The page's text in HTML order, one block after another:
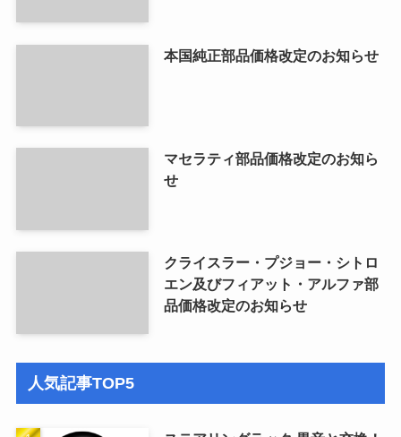
本国純正部品価格改定のお知らせ
マセラティ部品価格改定のお知ら
せ
クライスラー・プジョー・シトロ
エン及びフィアット・アルファ部
品価格改定のお知らせ
人気記事TOP5